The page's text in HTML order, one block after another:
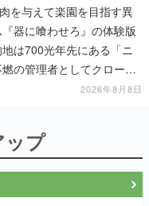
を与えて楽園を目指す異
器に喰わせろ』の体験版
は700光年先にある「ニ
の管理者としてクローン
工して神に捧げる2026年8月8日
ップ